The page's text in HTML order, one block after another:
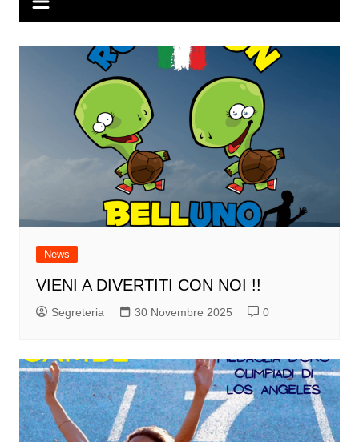
News
VIENI A DIVERTITI CON NOI !!
Segreteria 30 Novembre 2025 0